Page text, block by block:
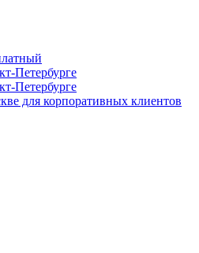
Петербурге
Петербурге
для корпоративных клиентов